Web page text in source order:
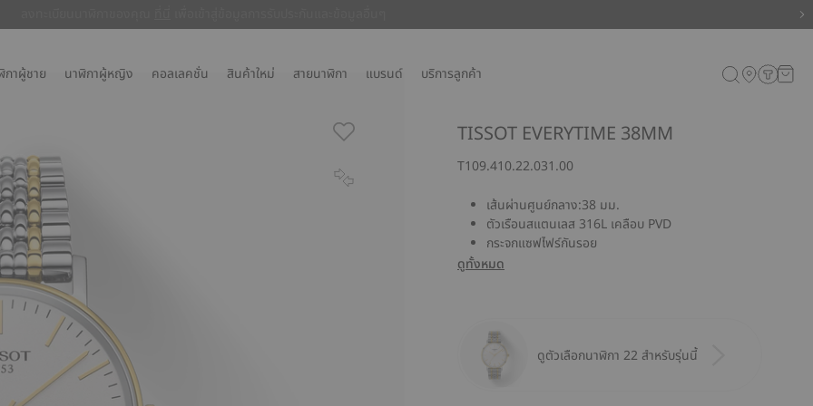
กาผู้ชาย นาฬิกาผู้หญิง คอลเลคชั่น สินค้าใหม่ สายนาฬิกา แบรนด์ บริการลูกค้า
TISSOT EVERYTIME 38MM
T109.410.22.031.00
เส้นผ่านศูนย์กลาง:38 มม.
ตัวเรือนสแตนเลส 316L เคลือบ PVD
กระจกแซฟไฟร์กันรอย
ดูทั้งหมด
ดูตัวเลือกนาฬิกา 22 สำหรับรุ่นนี้